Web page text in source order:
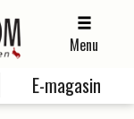
Menu
E-magasin